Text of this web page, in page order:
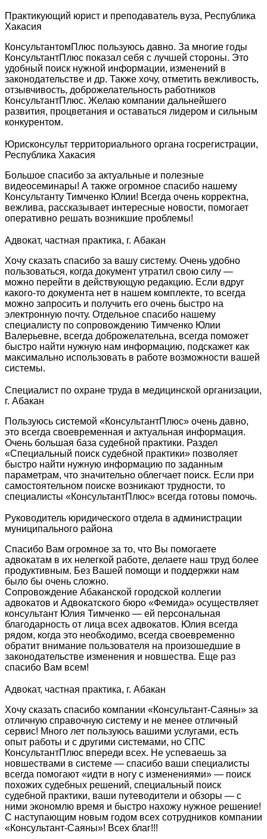
Практикующий юрист и преподаватель вуза, Республика
Хакасия
КонсультантомПлюс пользуюсь давно. За многие годы
КонсультантПлюс показал себя с лучшей стороны. Это
удобный поиск нужной информации, изменений в
законодательстве и др. Также хочу, отметить вежливость,
отзывчивость, доброжелательность работников
КонсультантПлюс. Желаю компании дальнейшего
развития, процветания и оставаться лидером и сильным
конкурентом.
Юрисконсульт территориального органа госрегистрации,
Республика Хакасия
Большое спасибо за актуальные и полезные
видеосеминары! А также огромное спасибо нашему
Консультанту Тимченко Юлии! Всегда очень корректна,
вежлива, рассказывает интересные новости, помогает
оперативно решать возникшие проблемы!
Адвокат, частная практика, г. Абакан
Хочу сказать спасибо за вашу систему. Очень удобно
пользоваться, когда документ утратил свою силу —
можно перейти в действующую редакцию. Если вдруг
какого-то документа нет в нашем комплекте, то всегда
можно запросить и получить его очень быстро на
электронную почту. Отдельное спасибо нашему
специалисту по сопровождению Тимченко Юлии
Валерьевне, всегда доброжелательна, всегда поможет
быстро найти нужную нам информацию, подскажет как
максимально использовать в работе возможности вашей
системы.
Специалист по охране труда в медицинской организации,
г. Абакан
Пользуюсь системой «КонсультантПлюс» очень давно,
это всегда своевременная и актуальная информация.
Очень большая база судебной практики. Раздел
«Специальный поиск судебной практики» позволяет
быстро найти нужную информацию по заданным
параметрам, что значительно облегчает поиск. Если при
самостоятельном поиске возникают трудности, то
специалисты «КонсультантПлюс» всегда готовы помочь.
Руководитель юридического отдела в администрации
муниципального района
Спасибо Вам огромное за то, что Вы помогаете
адвокатам в их нелегкой работе, делаете наш труд более
продуктивным. Без Вашей помощи и поддержки нам
было бы очень сложно.
Сопровождение Абаканской городской коллегии
адвокатов и Адвокатского бюро «Фемида» осуществляет
консультант Юлия Тимченко — ей персональная
благодарность от лица всех адвокатов. Юлия всегда
рядом, когда это необходимо, всегда своевременно
обратит внимание пользователя на произошедшие в
законодательстве изменения и новшества. Еще раз
спасибо Вам всем!
Адвокат, частная практика, г. Абакан
Хочу сказать спасибо компании «Консультант-Саяны» за
отличную справочную систему и не менее отличный
сервис! Много лет пользуюсь вашими услугами, есть
опыт работы и с другими системами, но СПС
КонсультантПлюс впереди всех. Не успеваешь за
новшествами в системе — спасибо ваши специалисты
всегда помогают «идти в ногу с изменениями» — поиск
похожих судебных решений, специальный поиск
судебной практики, ваши путеводители и обзоры — с
ними экономлю время и быстро нахожу нужное решение!
С наступающим новым годом всех сотрудников компании
«Консультант-Саяны»! Всех благ!!!